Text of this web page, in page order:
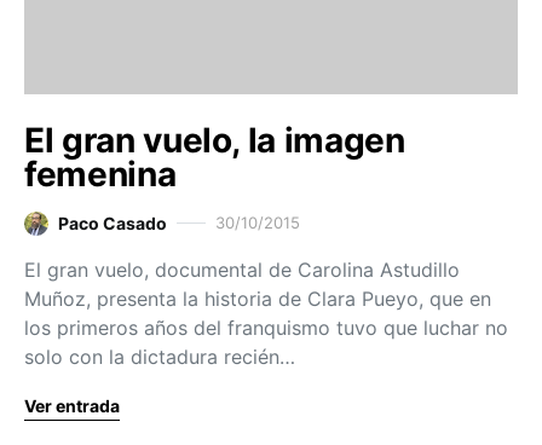
El gran vuelo, la imagen
femenina
Paco Casado 30/10/2015
El gran vuelo, documental de Carolina Astudillo
Muñoz, presenta la historia de Clara Pueyo, que en
los primeros años del franquismo tuvo que luchar no
solo con la dictadura recién…
Ver entrada